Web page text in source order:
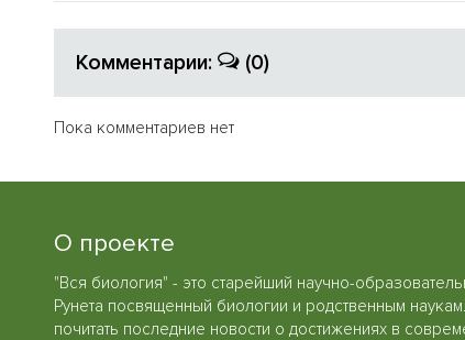
Комментарии: (0)
Пока комментариев нет
О проекте
"Вся биология" - это старейший научно-
Рунета посвященный биологии и родственным
почитать последние новости о достижениях в